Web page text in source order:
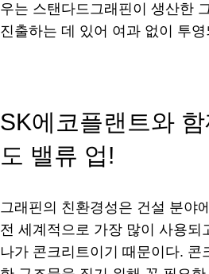
우는 스탠다드그래핀이 생산한
진출하는 데 있어 여과 없이 투영
SK에코플랜트와
도 밸류 업!
그래핀의 친환경성은 건설 분야
전 세계적으로 가장 많이 사용되
나가 콘크리트이기 때문이다. 콘